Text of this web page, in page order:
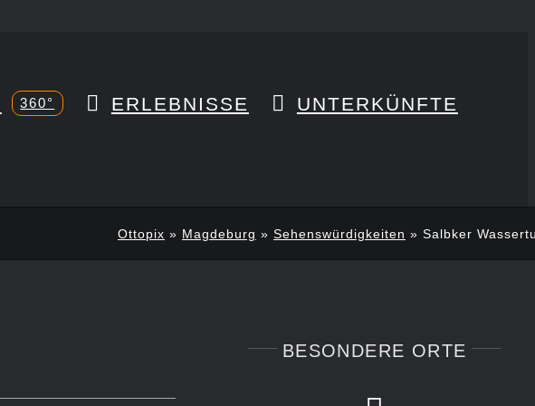
360° ERLEBNISSE UNTERKÜNFTE
Ottopix » Magdeburg » Sehenswürdigkeiten » Salbker
BESONDERE ORTE